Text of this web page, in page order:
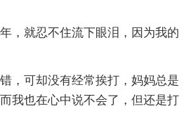
，就忍不住流下眼泪，因为我的
，可却没有经常挨打，妈妈总是
我也在心中说不会了，但还是打